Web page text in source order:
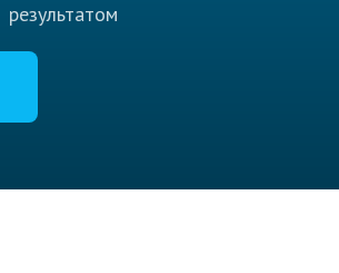
результатом